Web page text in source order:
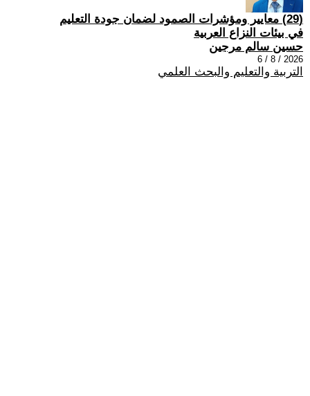
(29) معايير ومؤشرات الصمود لضمان جودة التعليم
في بيئات النزاع العربية
حسين سالم مرجين
2026 / 8 / 6
التربية والتعليم والبحث العلمي